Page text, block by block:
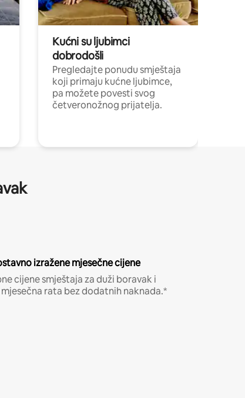
Kućni su ljubimci
dobrodošli
Pregledajte ponudu smještaja
koji primaju kućne ljubimce,
pa možete povesti svog
četveronožnog prijatelja.
izražene mjesečne cijene
cijene smještaja za duži boravak i
rata bez dodatnih naknada.*